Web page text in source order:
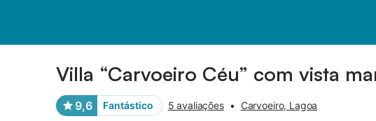
Villa “Carvoeiro Céu” com vista
9,6 Fantástico 5 avaliações • Carvoeiro, Lagoa